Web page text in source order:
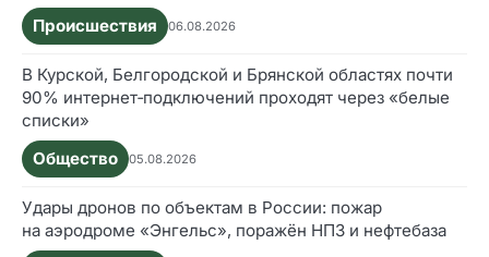
Происшествия
06.08.2026
В Курской, Белгородской и Брянской областях почти
90% интернет‑подключений проходят через «белые
списки»
Общество
05.08.2026
Удары дронов по объектам в России: пожар
на аэродроме «Энгельс», поражён НПЗ и нефтебаза